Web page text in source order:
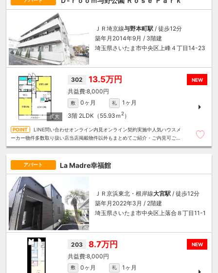
ＪＲ埼京線与野本町駅 / 徒歩12分
築年月2014年9月 / 3階建
埼玉県さいたま市中央区上峰４丁目14-23
NEW
302 13.5万円
8,000円
敷 0ヶ月 礼
1ヶ月
3階 2LDK（55.93ｍ 2）
LINE問い合わせオンライン内見オンライン契約実施中人気ハウスメ
ーカー物件多数取り扱い店当店掲載物件以外もまとめてご紹介・ご内見可ご予
アパート La Madre幸福館
ＪＲ京浜東北・根岸線大宮駅 / 徒歩12分
築年月2022年3月 / 2階建
埼玉県さいたま市中央区上落合８丁目11-1
NEW
203 8.7万円
8,000円
敷 0ヶ月 礼
1ヶ月